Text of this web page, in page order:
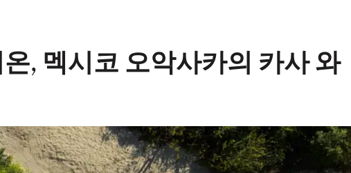
, 멕시코 오악사카의 카사 와